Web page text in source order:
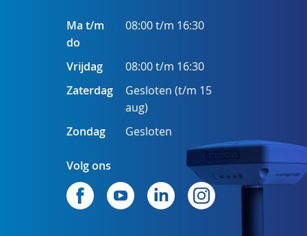
Ma t/m
do
08:00 t/m 16:30
Vrijdag
08:00 t/m 16:30
Zaterdag
Gesloten (t/m 15
aug)
Zondag
Gesloten
Volg ons